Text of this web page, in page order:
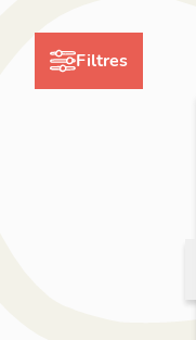
Filtres